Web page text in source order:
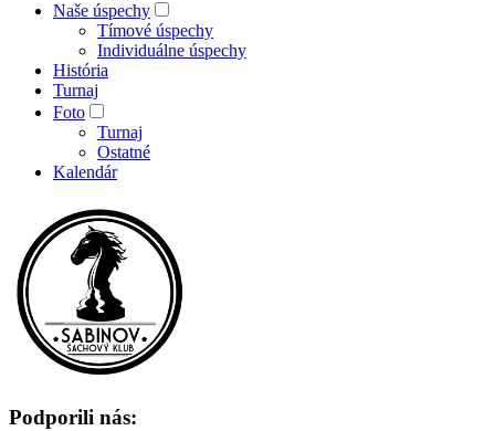
Naše úspechy
Tímové úspechy
Individuálne úspechy
História
Turnaj
Foto
Turnaj
Ostatné
Kalendár
Podporili nás: